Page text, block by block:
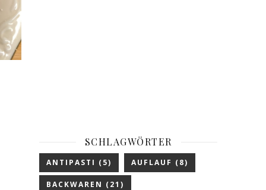
SCHLAGWÖRTER
ANTIPASTI (5) AUFLAUF (8)
BACKWAREN (21)